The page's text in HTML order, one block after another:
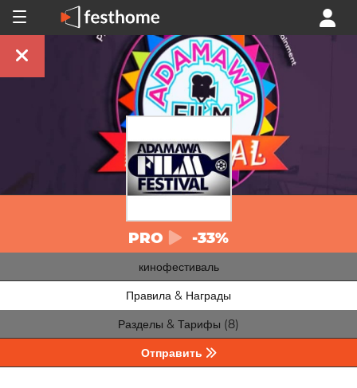
PRO -33%
кинофестиваль
Правила & Награды
Разделы & Тарифы (8)
Отправить